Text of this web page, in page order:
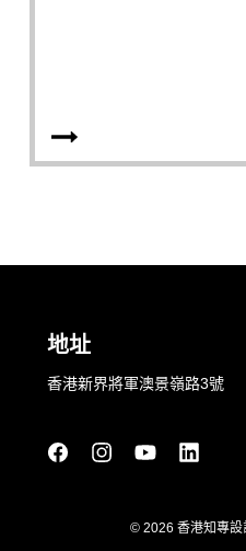
地址
香港新界將軍澳景嶺路3號
© 2026 香港知專設